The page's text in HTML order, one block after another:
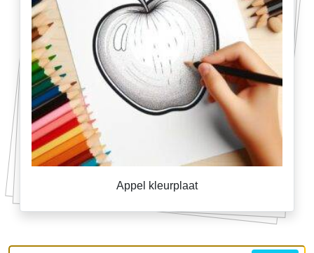
Appel kleurplaat